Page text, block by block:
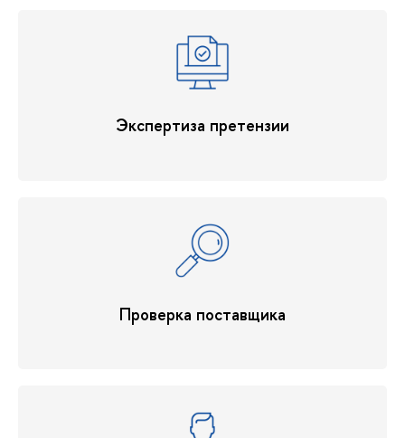
Экспертиза претензии
Проверка поставщика